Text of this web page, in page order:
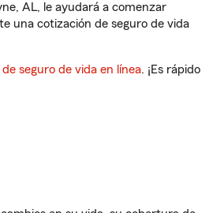
AL, le ayudará a comenzar
una cotización de seguro de vida
seguro de vida en línea. ¡Es rápido